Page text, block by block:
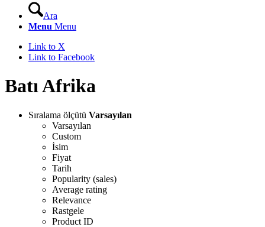
Ara
Menu Menu
Link to X
Link to Facebook
Batı Afrika
Sıralama ölçütü Varsayılan
Varsayılan
Custom
İsim
Fiyat
Tarih
Popularity (sales)
Average rating
Relevance
Rastgele
Product ID